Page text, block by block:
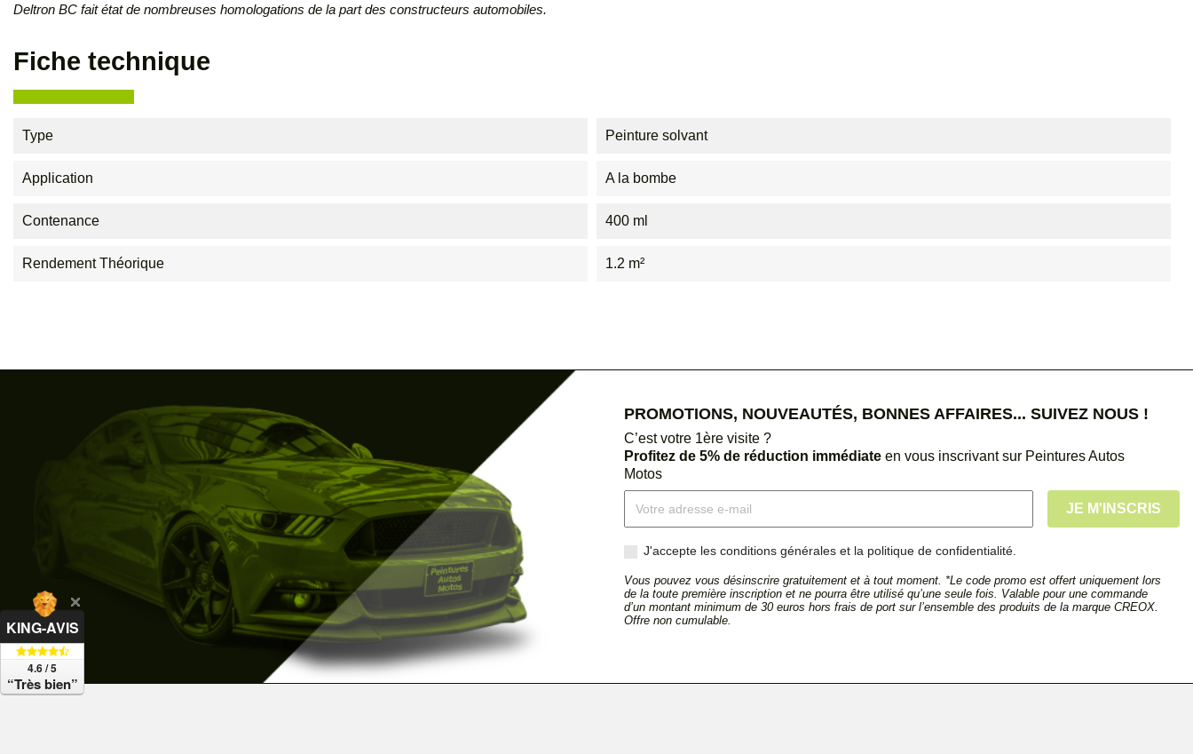
Deltron BC fait état de nombreuses homologations de la part des constructeurs automobiles.
Fiche technique
Type Peinture solvant
Application A la bombe
Contenance 400 ml
Rendement Théorique 1.2 m²
PROMOTIONS, NOUVEAUTÉS, BONNES AFFAIRES... SUIVEZ NOUS !
C’est votre 1ère visite ?
Profitez de 5% de réduction immédiate en vous inscrivant sur Peintures Autos
Motos
J'accepte les conditions générales et la politique de confidentialité.
Vous pouvez vous désinscrire gratuitement et à tout moment. *Le code promo est offert uniquement lors
de la toute première inscription et ne pourra être utilisé qu’une seule fois. Valable pour une commande
d’un montant minimum de 30 euros hors frais de port sur l’ensemble des produits de la marque CREOX.
Offre non cumulable.
KING-AVIS
4.6 / 5
“Très bien”